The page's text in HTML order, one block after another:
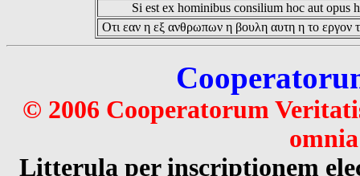
Si est ex hominibus consilium hoc aut opus
Οτι εαν η εξ ανθρωπων η βουλη αυτη η το εργον
© 2006 Cooperatorum
Litterula per inscriptionem